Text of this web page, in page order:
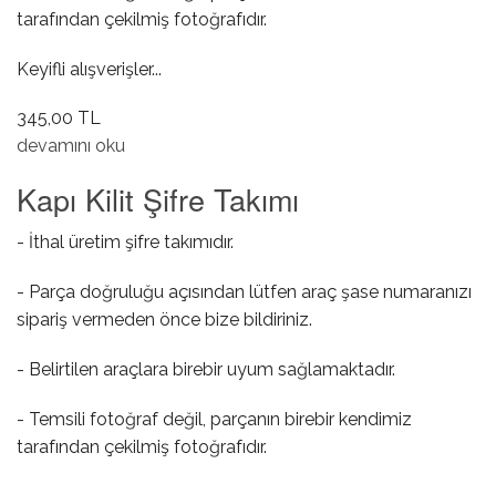
tarafından çekilmiş fotoğrafıdır.
Keyifli alışverişler...
345,00 TL
Prizdirek Keçesi hakkında
devamını oku
Kapı Kilit Şifre Takımı
- İthal üretim şifre takımıdır.
- Parça doğruluğu açısından lütfen araç şase numaranızı
sipariş vermeden önce bize bildiriniz.
- Belirtilen araçlara birebir uyum sağlamaktadır.
- Temsili fotoğraf değil, parçanın birebir kendimiz
tarafından çekilmiş fotoğrafıdır.